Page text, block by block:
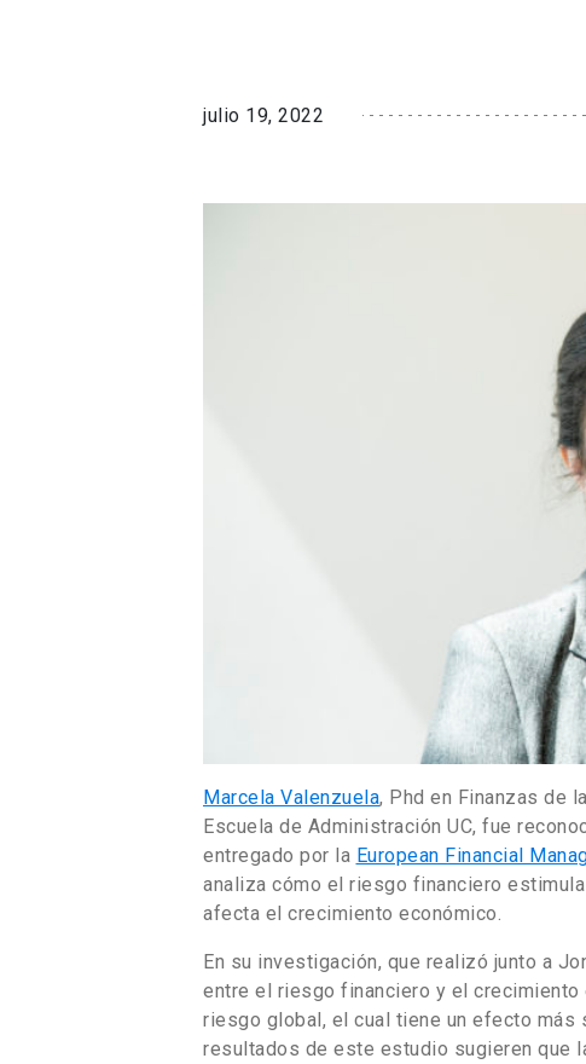
julio 19, 2022
Marcela Valenzuela, Phd en Finanzas de
Escuela de Administración UC, fue
entregado por la European Financial
analiza cómo el riesgo financiero
afecta el crecimiento económico.
En su investigación, que realizó junto a
entre el riesgo financiero y el
riesgo global, el cual tiene un efecto
resultados de este estudio sugieren que